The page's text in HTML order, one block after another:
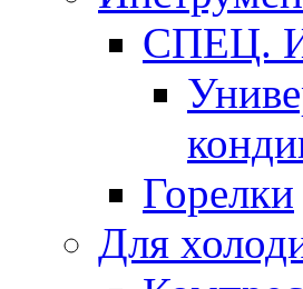
СПЕЦ.
Горелки
Для